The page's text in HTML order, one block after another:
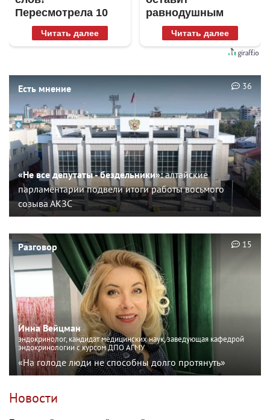
Пересмотрела 10
раз
Читать далее
равнодушным
Читать далее
Есть мнение
«Не все депутаты - бездельники»:алтайские
парламентарии подвели итоги работы восьмого
созыва АКЗС
36
Разговор
Инна Вейцман
эндокринолог, кандидат медицинских наук, заведующая кафедрой
эндокринологии с курсом ДПО АГМУ
«На голоде люди не способны долго протянуть»
15
Новости